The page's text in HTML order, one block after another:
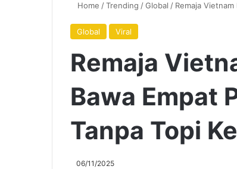
Home /Trending /Global / Remaja
Global Viral
Remaja
Bawa Empat
Tanpa Topi
06/11/2025